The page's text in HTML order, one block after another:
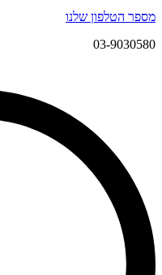
מספר הטלפון שלנו
03-9030580